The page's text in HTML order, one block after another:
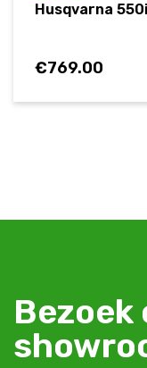
Husqvarna
€769.00
Bezoek